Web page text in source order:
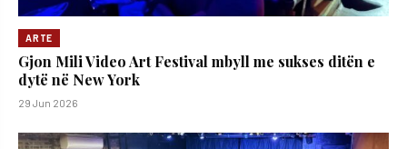
ARTE
Gjon Mili Video Art Festival mbyll me sukses ditën e
dytë në New York
29 Jun 2026